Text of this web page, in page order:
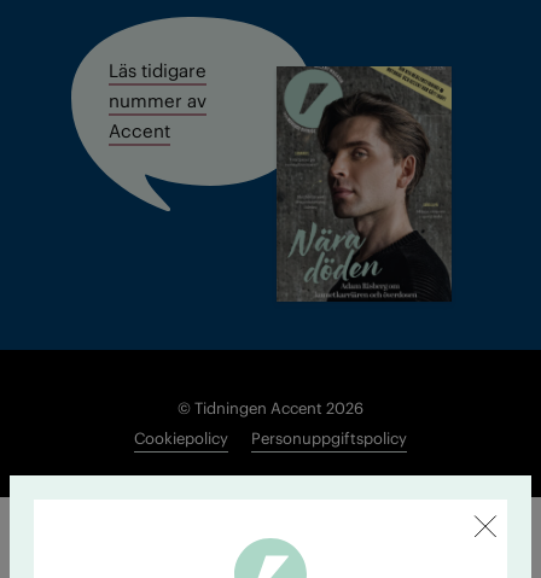
Läs tidigare
nummer av
Accent
© Tidningen Accent 2026
Cookiepolicy
Personuppgiftspolicy